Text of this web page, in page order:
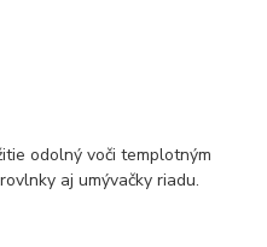
odolný voči templotným
aj umývačky riadu.